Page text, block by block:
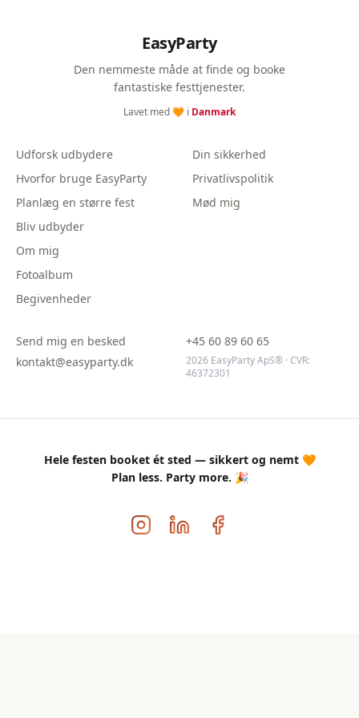
EasyParty
Den nemmeste måde at finde og booke
fantastiske festtjenester.
Lavet med 🧡 i Danmark
Udforsk udbydere
Hvorfor bruge EasyParty
Planlæg en større fest
Bliv udbyder
Om mig
Fotoalbum
Begivenheder
Din sikkerhed
Privatlivspolitik
Mød mig
Send mig en besked
kontakt@easyparty.dk
+45 60 89 60 65
2026 EasyParty ApS® · CVR:
46372301
Hele festen booket ét sted — sikkert og nemt 🧡
Plan less. Party more. 🎉